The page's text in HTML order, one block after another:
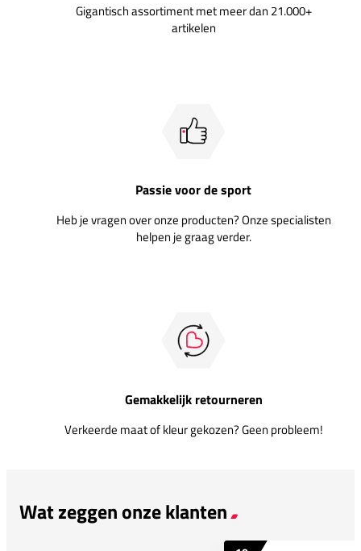
Gigantisch assortiment met meer dan 21.000+
artikelen
Passie voor de sport
Heb je vragen over onze producten? Onze specialisten
helpen je graag verder.
Gemakkelijk retourneren
Verkeerde maat of kleur gekozen? Geen probleem!
Wat zeggen onze klanten